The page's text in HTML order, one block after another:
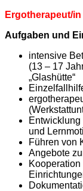
Ergotherapeut/in
Aufgaben und
intensive
(13 – 17
„Glashütte“
und
Führen von
Angebote